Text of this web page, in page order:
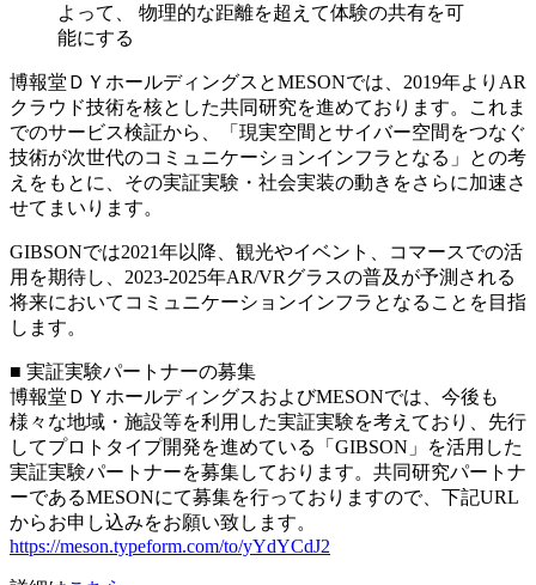
よって、 物理的な距離を超えて体験の共有を可
能にする
博報堂ＤＹホールディングスとMESONでは、2019年よりAR
クラウド技術を核とした共同研究を進めております。これま
でのサービス検証から、「現実空間とサイバー空間をつなぐ
技術が次世代のコミュニケーションインフラとなる」との考
えをもとに、その実証実験・社会実装の動きをさらに加速さ
せてまいります。
GIBSONでは2021年以降、観光やイベント、コマースでの活
用を期待し、2023-2025年AR/VRグラスの普及が予測される
将来においてコミュニケーションインフラとなることを目指
します。
■ 実証実験パートナーの募集
博報堂ＤＹホールディングスおよびMESONでは、今後も
様々な地域・施設等を利用した実証実験を考えており、先行
してプロトタイプ開発を進めている「GIBSON」を活用した
実証実験パートナーを募集しております。共同研究パートナ
ーであるMESONにて募集を行っておりますので、下記URL
からお申し込みをお願い致します。
https://meson.typeform.com/to/yYdYCdJ2